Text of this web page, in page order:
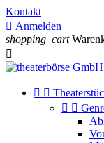
Kontakt
 Anmelden
shopping_cart

 
 